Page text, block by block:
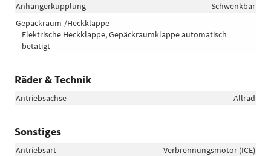
Anhängerkupplung
Schwenkbar
Gepäckraum-/Heckklappe
Elektrische Heckklappe, Gepäckraumklappe automatisch
betätigt
Räder & Technik
Antriebsachse Allrad
Sonstiges
Antriebsart
Verbrennungsmotor (ICE)